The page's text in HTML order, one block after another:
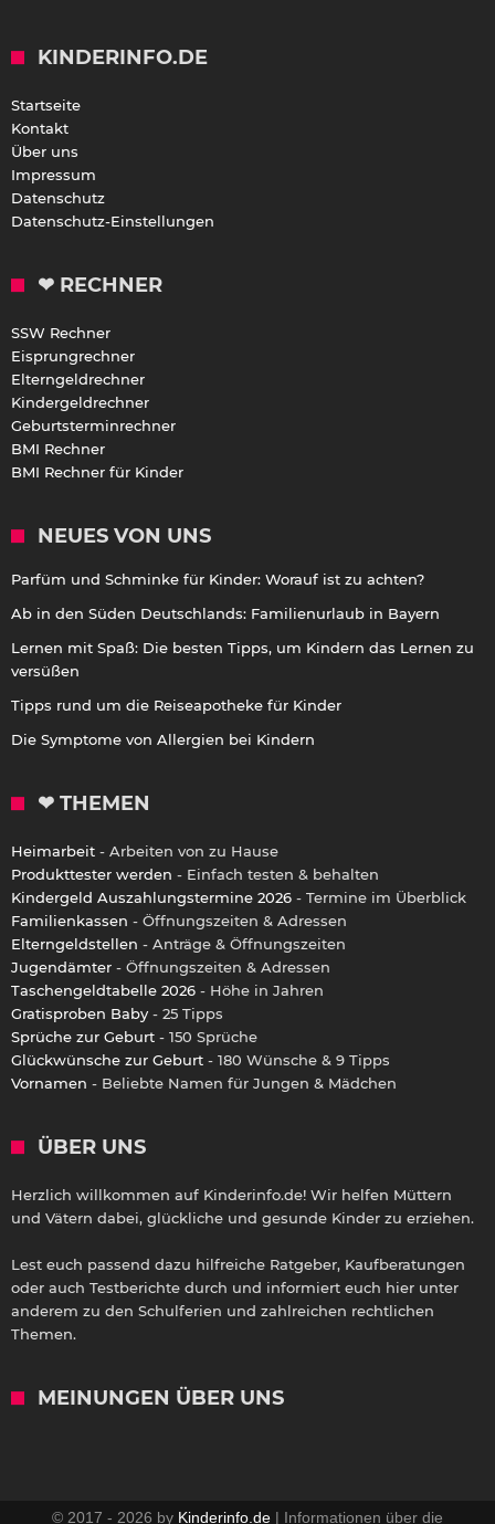
KINDERINFO.DE
Startseite
Kontakt
Über uns
Impressum
Datenschutz
Datenschutz-Einstellungen
❤ RECHNER
SSW Rechner
Eisprungrechner
Elterngeldrechner
Kindergeldrechner
Geburtsterminrechner
BMI Rechner
BMI Rechner für Kinder
NEUES VON UNS
Parfüm und Schminke für Kinder: Worauf ist zu achten?
Ab in den Süden Deutschlands: Familienurlaub in Bayern
Lernen mit Spaß: Die besten Tipps, um Kindern das Lernen zu
versüßen
Tipps rund um die Reiseapotheke für Kinder
Die Symptome von Allergien bei Kindern
❤ THEMEN
Heimarbeit - Arbeiten von zu Hause
Produkttester werden - Einfach testen & behalten
Kindergeld Auszahlungstermine 2026 - Termine im Überblick
Familienkassen - Öffnungszeiten & Adressen
Elterngeldstellen - Anträge & Öffnungszeiten
Jugendämter - Öffnungszeiten & Adressen
Taschengeldtabelle 2026 - Höhe in Jahren
Gratisproben Baby - 25 Tipps
Sprüche zur Geburt - 150 Sprüche
Glückwünsche zur Geburt - 180 Wünsche & 9 Tipps
Vornamen - Beliebte Namen für Jungen & Mädchen
ÜBER UNS
Herzlich willkommen auf Kinderinfo.de! Wir helfen Müttern
und Vätern dabei, glückliche und gesunde Kinder zu erziehen.
Lest euch passend dazu hilfreiche Ratgeber, Kaufberatungen
oder auch Testberichte durch und informiert euch hier unter
anderem zu den Schulferien und zahlreichen rechtlichen
Themen.
MEINUNGEN ÜBER UNS
© 2017 - 2026 by Kinderinfo.de | Informationen über die